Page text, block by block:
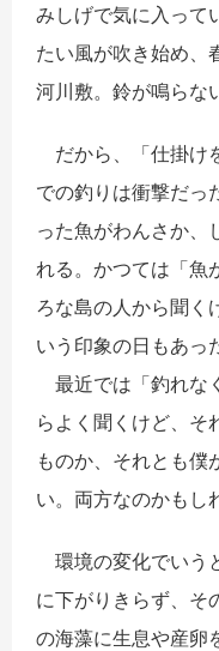
みしげで気に入って
たい風が吹き始め、
河川敷。鈴が鳴らな
だから、「仕掛け
での釣りは衝撃だっ
った魚がわんさか、
れる。かつては「魚
ろな島の人から聞く
いう印象の日もあっ
最近では「釣れな
らよく聞くけど、そ
ものか、それとも僕
い。両方なのかもし
環境の変化でいう
に下がりきらず、そ
の海藻に生息や産卵